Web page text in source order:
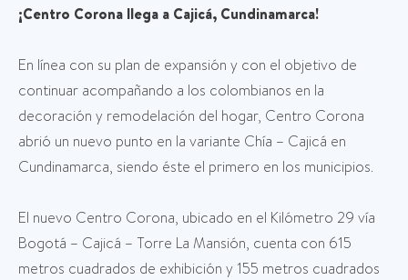
¡Centro Corona llega a Cajicá, Cundinamarca!
En línea con su plan de expansión y con el objetivo de
continuar acompañando a los colombianos en la
decoración y remodelación del hogar, Centro Corona
abrió un nuevo punto en la variante Chía – Cajicá en
Cundinamarca, siendo éste el primero en los municipios.
El nuevo Centro Corona, ubicado en el Kilómetro 29 vía
Bogotá – Cajicá – Torre La Mansión, cuenta con 615
metros cuadrados de exhibición y 155 metros cuadrados